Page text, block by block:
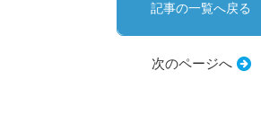
記事の一覧へ戻る
次のページへ